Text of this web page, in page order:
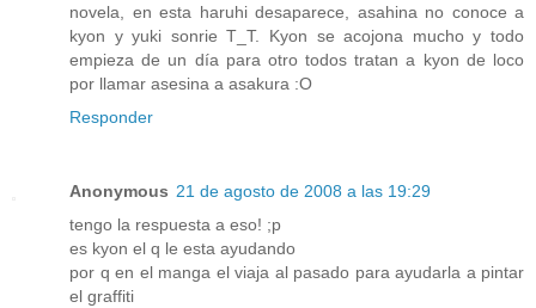
novela, en esta haruhi desaparece, asahina no conoce a
kyon y yuki sonrie T_T. Kyon se acojona mucho y todo
empieza de un día para otro todos tratan a kyon de loco
por llamar asesina a asakura :O
Responder
Anonymous 21 de agosto de 2008 a las 19:29
tengo la respuesta a eso! ;p
es kyon el q le esta ayudando
por q en el manga el viaja al pasado para ayudarla a pintar
el graffiti